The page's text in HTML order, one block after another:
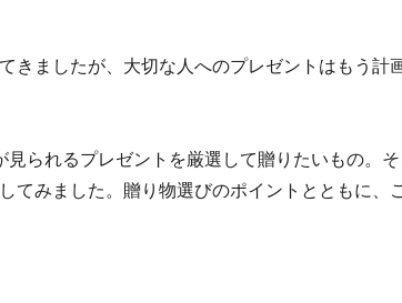
きましたが、大切な人へのプレゼントはもう計
られるプレゼントを厳選して贈りたいもの。そ
てみました。贈り物選びのポイントとともに、